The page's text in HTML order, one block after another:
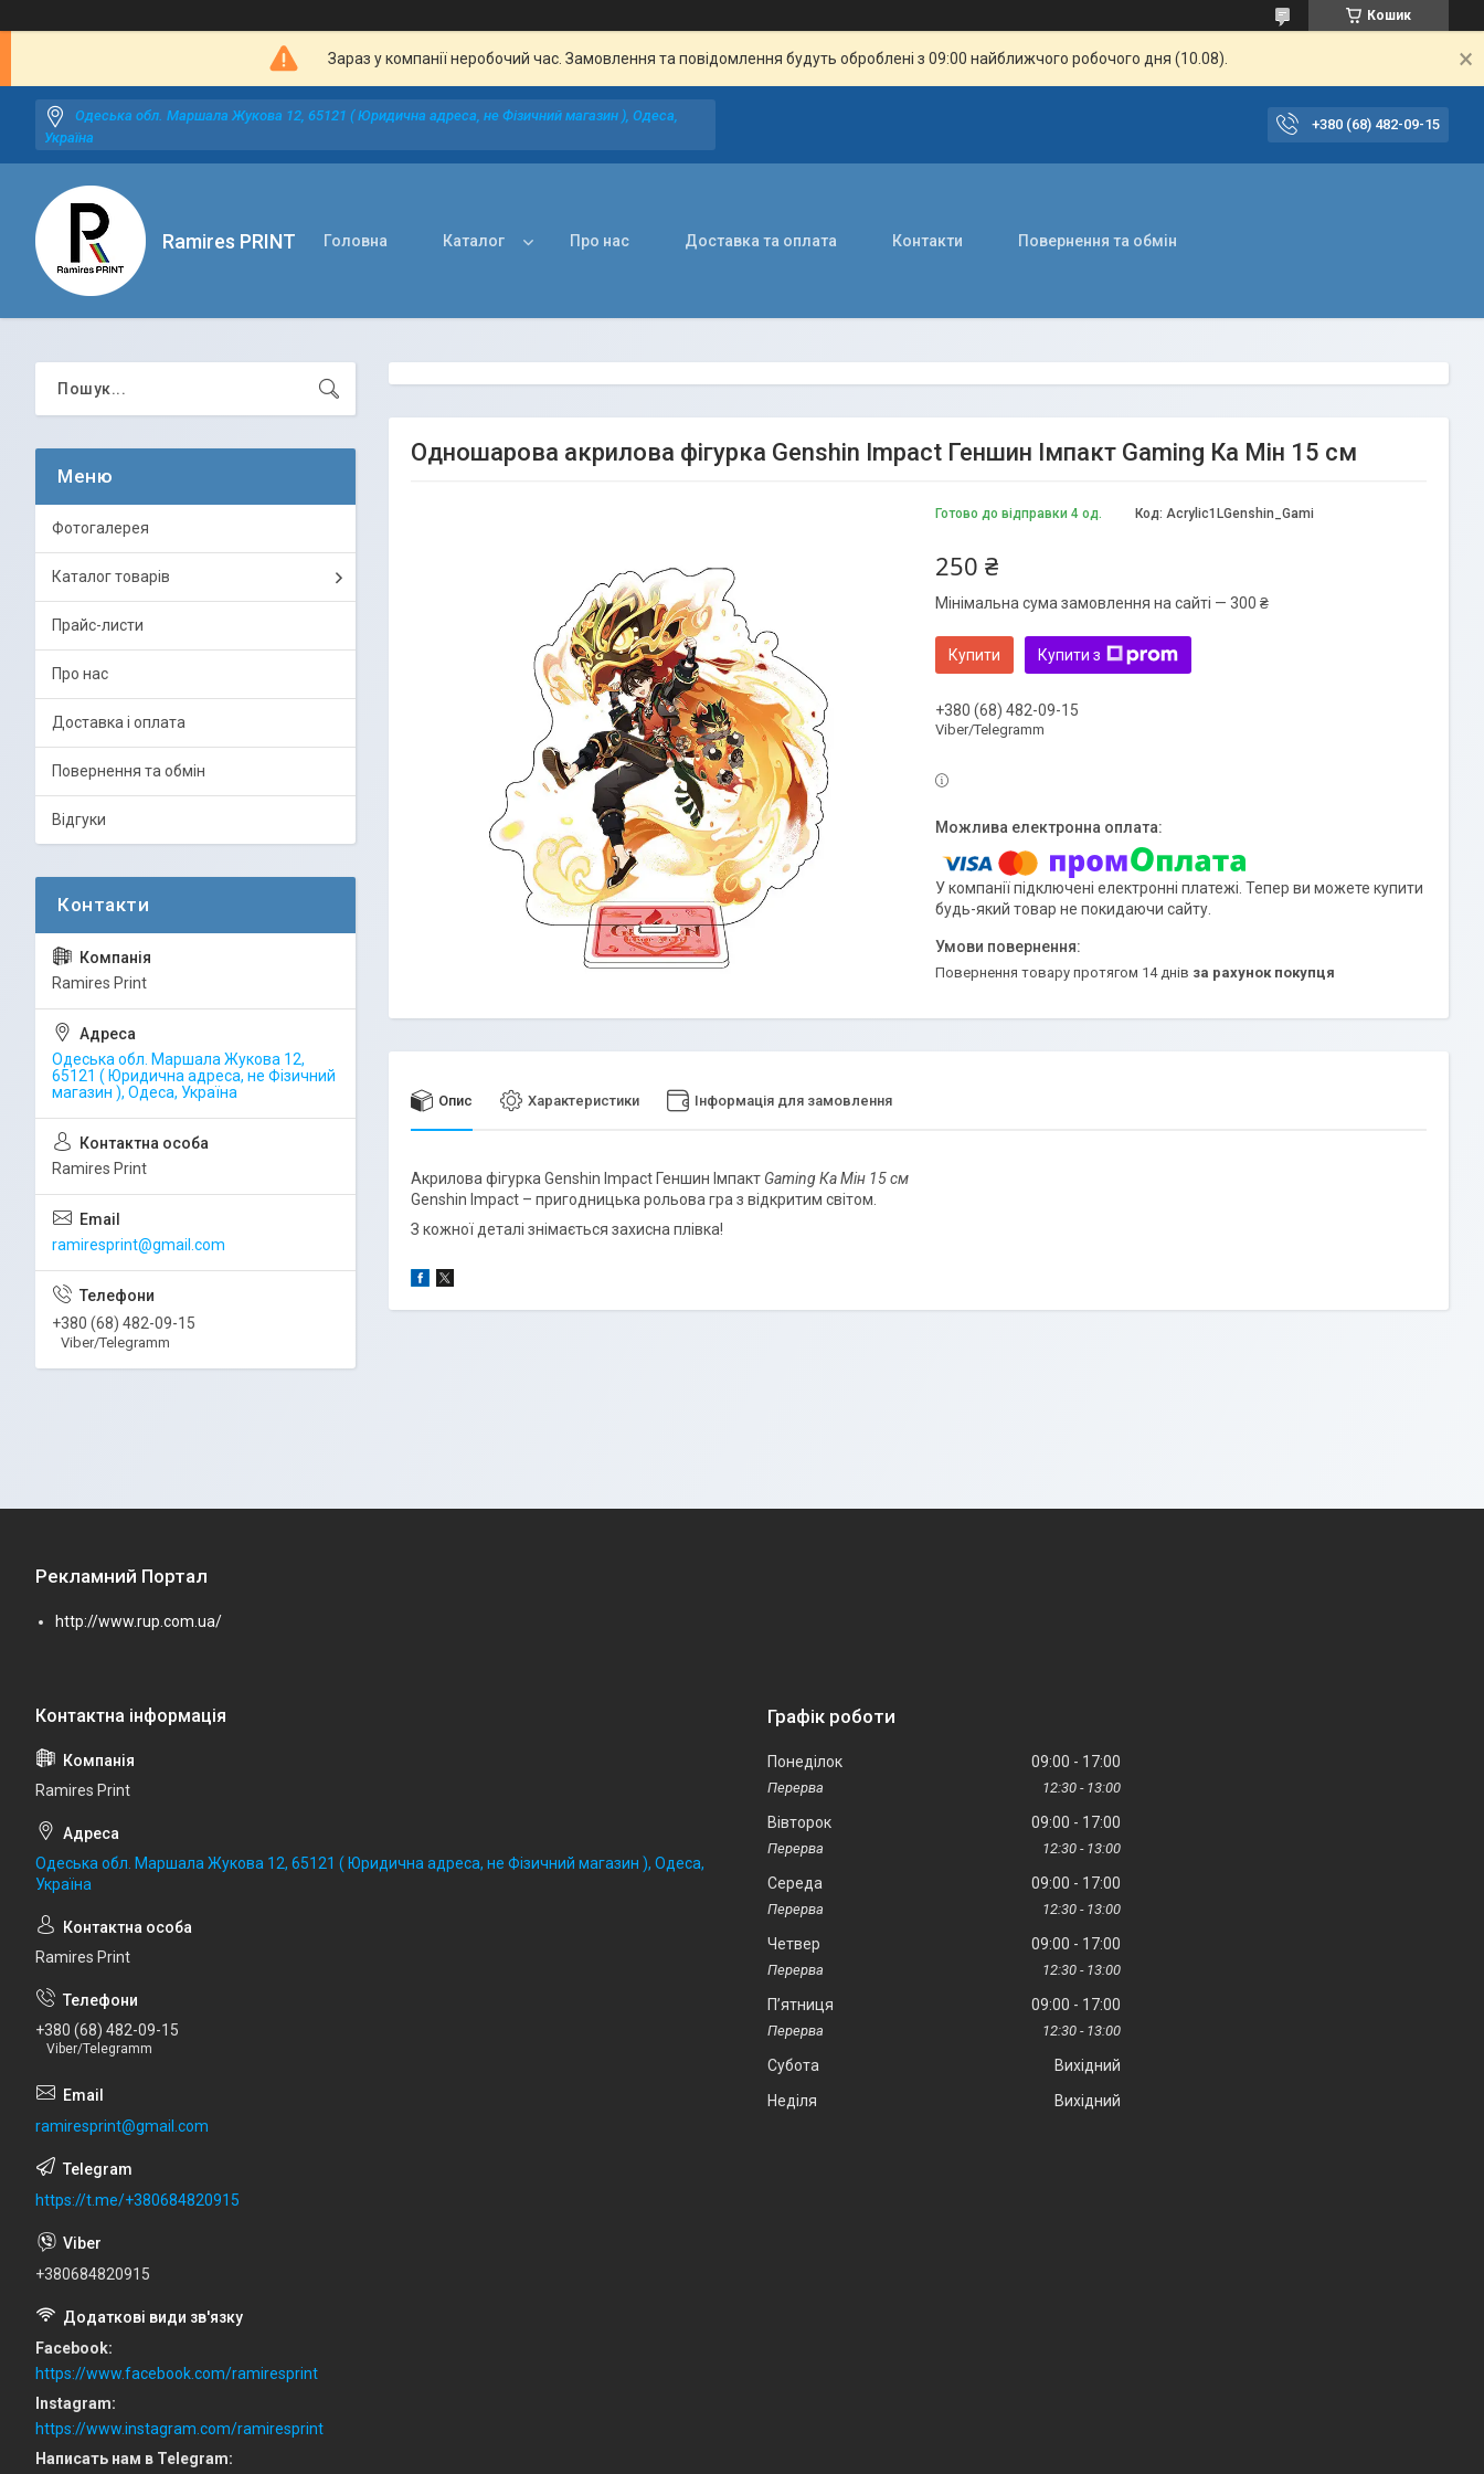
Кошик
Зараз у компанії неробочий час. Замовлення та повідомлення будуть оброблені з 09:00 найближчого робочого дня (10.08).
Одеська обл. Маршала Жукова 12, 65121 ( Юридична адреса, не Фізичний магазин ), Одеса,
Україна
+380 (68) 482-09-15
Ramires PRINT Головна Каталог Про нас Доставка та оплата Контакти Повернення та обмін
Одношарова акрилова фігурка Genshin Impact Геншин Імпакт Gaming Ка Мін 15 см
Готово до відправки 4 од. Код: Acrylic1LGenshin_Gami
250 ₴
Мінімальна сума замовлення на сайті — 300 ₴
Купити Купити з
+380 (68) 482-09-15
Viber/Telegramm
У компанії підключені електронні платежі. Тепер ви можете купити
будь-який товар не покидаючи сайту.
повернення товару протягом 14 днів за рахунок покупця
Опис Характеристики Інформація для замовлення
Акрилова фігурка Genshin Impact Геншин Імпакт Gaming Ка Мін 15 см
Genshin Impact – пригодницька рольова гра з відкритим світом.
З кожної деталі знімається захисна плівка!
Фотогалерея
Каталог товарів
Прайс-листи
Про нас
Доставка і оплата
Повернення та обмін
Відгуки
Ramires Print
Одеська обл. Маршала Жукова 12,
65121 ( Юридична адреса, не Фізичний
магазин ), Одеса, Україна
Ramires Print
ramiresprint@gmail.com
+380 (68) 482-09-15
Viber/Telegramm
Рекламний Портал
http://www.rup.com.ua/
Ramires Print
Одеська обл. Маршала Жукова 12, 65121 ( Юридична адреса, не Фізичний магазин ), Одеса,
Україна
Ramires Print
+380 (68) 482-09-15
Viber/Telegramm
ramiresprint@gmail.com
https://t.me/+380684820915
+380684820915
Facebook
https://www.facebook.com/ramiresprint
Instagram
https://www.instagram.com/ramiresprint
Написать нам в Telegram
Графік роботи
Понеділок 09:00 17:00
12:30 13:00
Вівторок 09:00 17:00
12:30 13:00
Середа 09:00 17:00
12:30 13:00
Четвер 09:00 17:00
12:30 13:00
Пʼятниця 09:00 17:00
12:30 13:00
Субота
Вихідний
Неділя
Вихідний